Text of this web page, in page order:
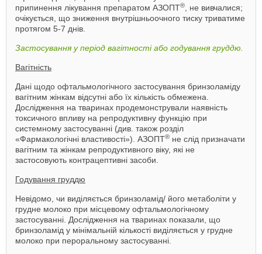
припинення лікування препаратом АЗОПТ®
, не вивчалися;
очікується, що зниження внутрішньоочного тиску триватиме
протягом 5-7 днів.
Застосування у період вагітності або годування груддю.
Вагітність
Дані щодо офтальмологічного застосування бринзоламіду
вагітним жінкам відсутні або їх кількість обмежена.
Дослідження на тваринах продемонстрували наявність
токсичного впливу на репродуктивну функцію при
системному застосуванні (див. також розділ
«Фармакологічні властивості»). АЗОПТ® не слід призначати
вагітним та жінкам репродуктивного віку, які не
застосовують контрацептивні засоби.
Годування груддю
Невідомо, чи виділяється бринзоламід/ його метаболіти у
грудне молоко при місцевому офтальмологічному
застосуванні. Дослідження на тваринах показали, що
бринзоламід у мінімальній кількості виділяється у грудне
молоко при пероральному застосуванні.